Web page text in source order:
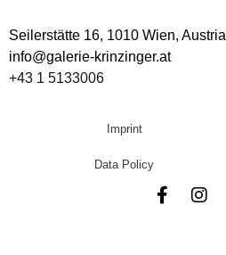
Seilerstätte 16, 1010 Wien, Austria
info@galerie-krinzinger.at
+43 1 5133006
Imprint
Data Policy